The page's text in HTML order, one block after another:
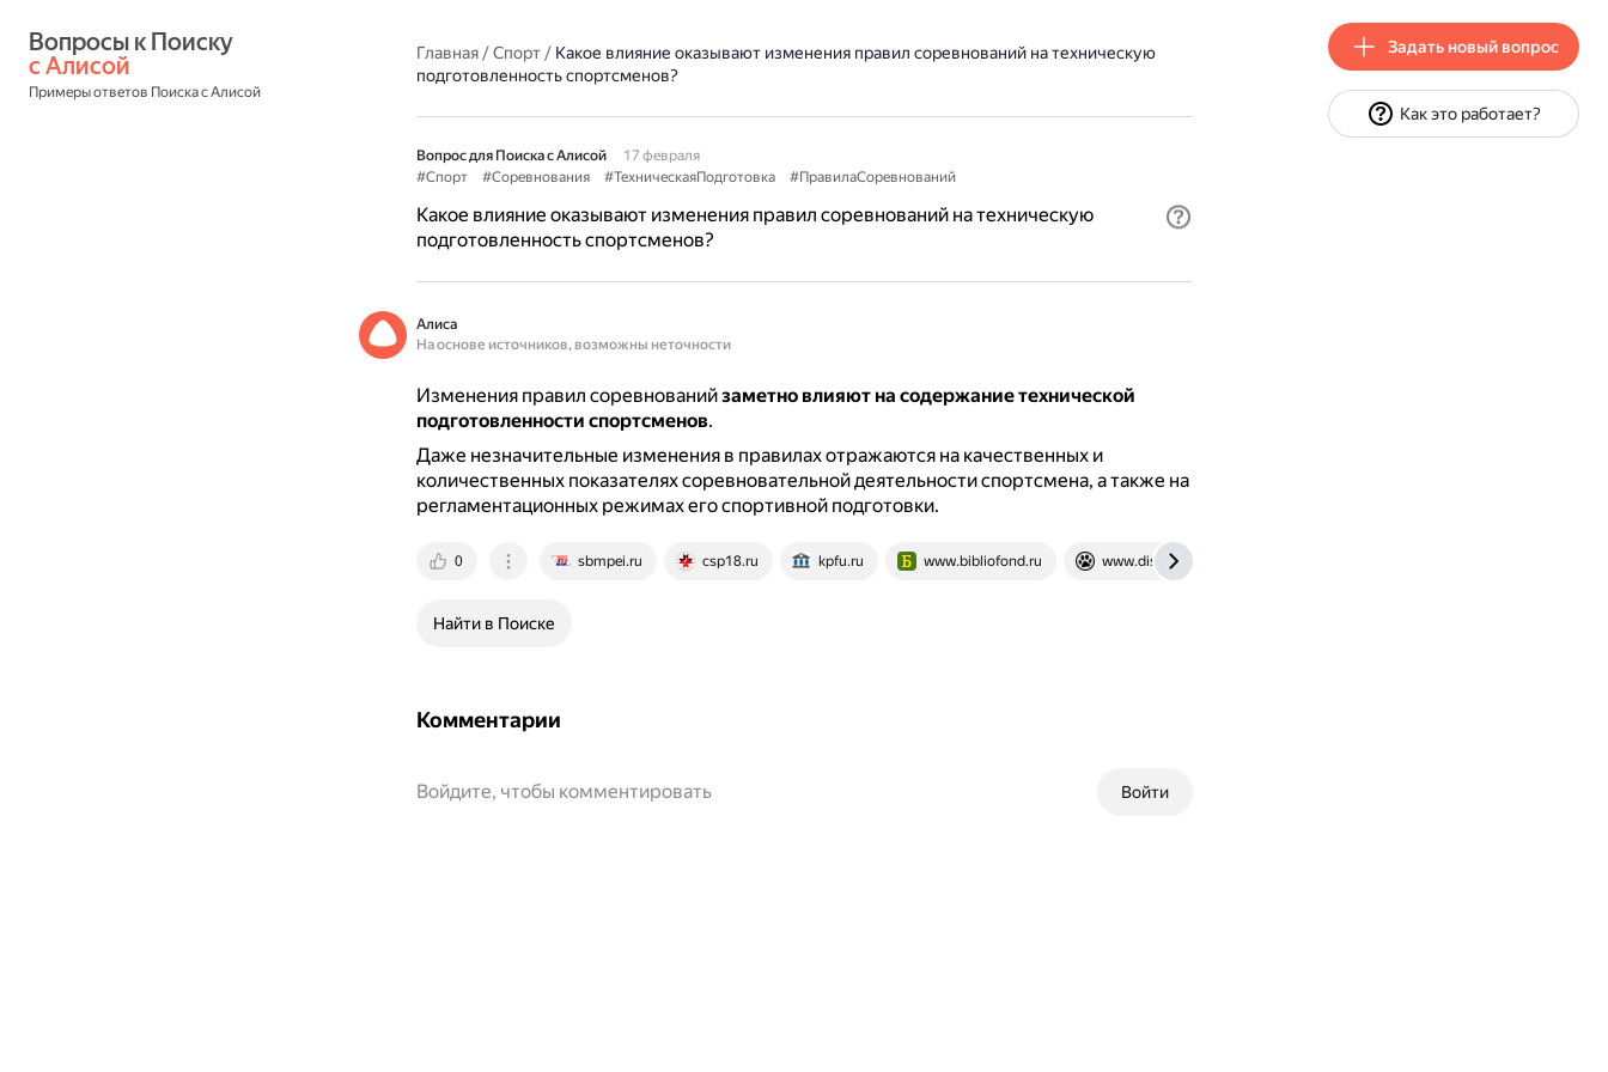
с Алисой
Примеры ответов Поиска с Алисой
Главная/Спорт/ Какое влияние оказывают изменения правил соревнований на техническую
подготовленность спортсменов?
Вопрос для Поиска с Алисой
17 февраля
#Спорт
#Соревнования #ТехническаяПодготовка #ПравилаСоревнований
Какое влияние оказывают изменения правил соревнований на техническую
подготовленность спортсменов?
Алиса
На основе источников, возможны неточности
Изменения правил соревнованийзаметно влияют на содержание технической
подготовленности спортсменов.
Даже незначительные изменения в правилах отражаются на качественных и
количественных показателях соревновательной деятельности спортсмена, а также на
регламентационных режимах его спортивной подготовки.
0 sbmpei.ru csp18.ru kpfu.ru www.bibliofond.ru www.dissercat.com
Найти в Поиске
Комментарии
Войти
Войдите, чтобы комментировать
Задать новый вопрос
Как это работает?